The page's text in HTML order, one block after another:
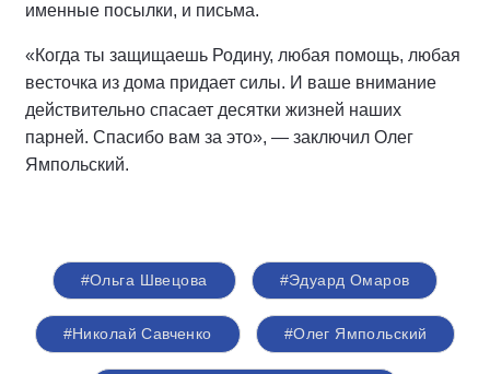
именные посылки, и письма.
«Когда ты защищаешь Родину, любая помощь, любая
весточка из дома придает силы. И ваше внимание
действительно спасает десятки жизней наших
парней. Спасибо вам за это», — заключил Олег
Ямпольский.
#Ольга Швецова #Эдуард Омаров
#Николай Савченко #Олег Ямпольский